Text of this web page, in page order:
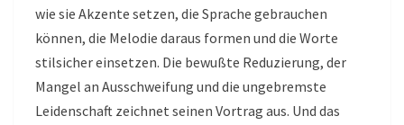
wie sie Akzente setzen, die Sprache gebrauchen
können, die Melodie daraus formen und die Worte
stilsicher einsetzen. Die bewußte Reduzierung, der
Mangel an Ausschweifung und die ungebremste
Leidenschaft zeichnet seinen Vortrag aus. Und das